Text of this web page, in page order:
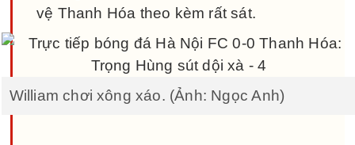
vệ Thanh Hóa theo kèm rất sát.
William chơi xông xáo. (Ảnh: Ngọc Anh)